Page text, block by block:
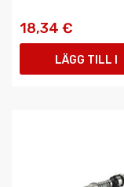
18,34 €
LÄGG TILL I